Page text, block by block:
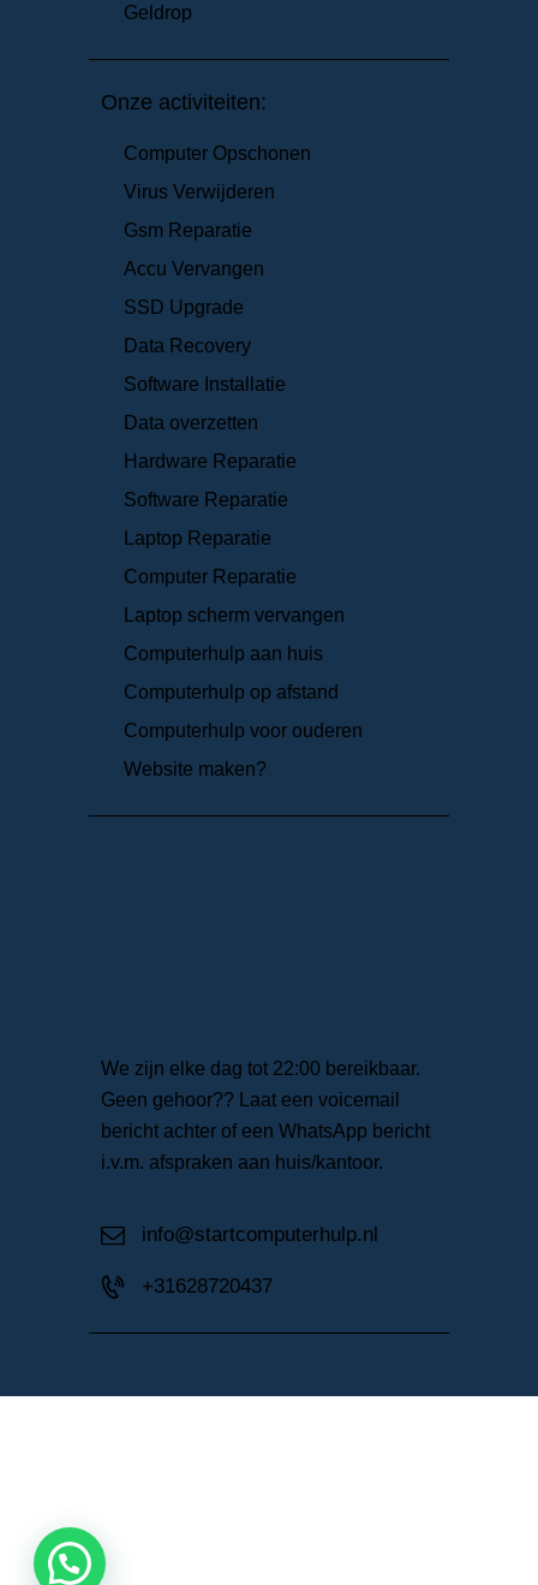
Geldrop
Onze activiteiten:
Computer Opschonen
Virus Verwijderen
Gsm Reparatie
Accu Vervangen
SSD Upgrade
Data Recovery
Software Installatie
Data overzetten
Hardware Reparatie
Software Reparatie
Laptop Reparatie
Computer Reparatie
Laptop scherm vervangen
Computerhulp aan huis
Computerhulp op afstand
Computerhulp voor ouderen
Website maken?
We zijn elke dag tot 22:00 bereikbaar.
Geen gehoor?? Laat een voicemail
bericht achter of een WhatsApp bericht
i.v.m. afspraken aan huis/kantoor.
info@startcomputerhulp.nl
+31628720437